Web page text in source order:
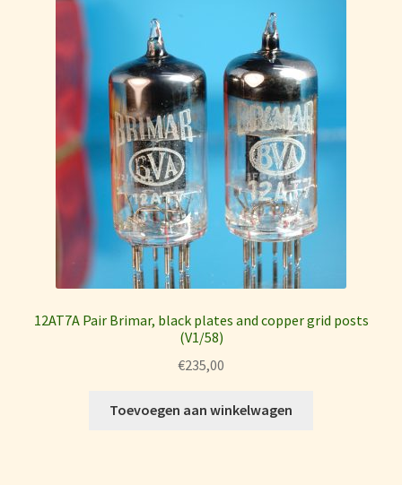
12AT7A Pair Brimar, black plates and copper grid posts
(V1/58)
€235,00
Toevoegen aan winkelwagen